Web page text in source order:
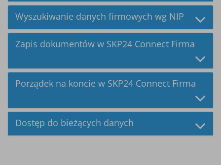
Wyszukiwanie danych firmowych wg NIP
Zapis dokumentów w SKP24 Connect Firma
Porządek na koncie w SKP24 Connect Firma
Dostęp do bieżących danych